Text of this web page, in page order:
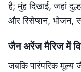
है; मुंह दिखाई, जहां
और रिसेप्शन, भोजन,
जैन अरेंज मैरिज में
जबकि पारंपरिक